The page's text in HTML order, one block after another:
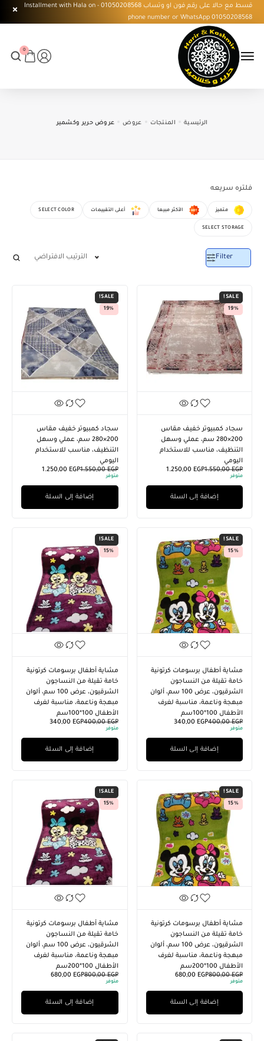
قسط مع حالا على رقم فون او وتساب 01050208568 - Installment with Hala on
phone number or WhatsApp 01050208568
0
الرئيسية المنتجات عروض عروض حرير وكشمير
فلتره سريعه
متميز الأكثر مبيعا أعلى التقييمات SELECT COLOR
SELECT STORAGE
Filter الترتيب الافتراضي
SALE!
19%
سجاد كمبيوتر خفيف مقاس
200×280 سم، عملي وسهل
التنظيف، مناسب للاستخدام
اليومي
1.550,00EGP
1.250,00 EGP
متوفر
إضافة إلى السلة
SALE!
19%
سجاد كمبيوتر خفيف مقاس
200×280 سم، عملي وسهل
التنظيف، مناسب للاستخدام
اليومي
1.550,00EGP
1.250,00 EGP
متوفر
إضافة إلى السلة
SALE!
15%
مشاية أطفال برسومات كرتونية
خامة تقيلة من النساجون
الشرقيون، عرض 100 سم، ألوان
مبهجة وناعمة، مناسبة لغرف
الأطفال 100*100سم
400,00EGP
340,00 EGP
متوفر
إضافة إلى السلة
SALE!
15%
مشاية أطفال برسومات كرتونية
خامة تقيلة من النساجون
الشرقيون، عرض 100 سم، ألوان
مبهجة وناعمة، مناسبة لغرف
الأطفال 100*100سم
400,00EGP
340,00 EGP
متوفر
إضافة إلى السلة
SALE!
15%
مشاية أطفال برسومات كرتونية
خامة تقيلة من النساجون
الشرقيون، عرض 100 سم، ألوان
مبهجة وناعمة، مناسبة لغرف
الأطفال 100*200سم
800,00EGP
680,00 EGP
متوفر
إضافة إلى السلة
SALE!
15%
مشاية أطفال برسومات كرتونية
خامة تقيلة من النساجون
الشرقيون، عرض 100 سم، ألوان
مبهجة وناعمة، مناسبة لغرف
الأطفال 100*200سم
800,00EGP
680,00 EGP
متوفر
إضافة إلى السلة